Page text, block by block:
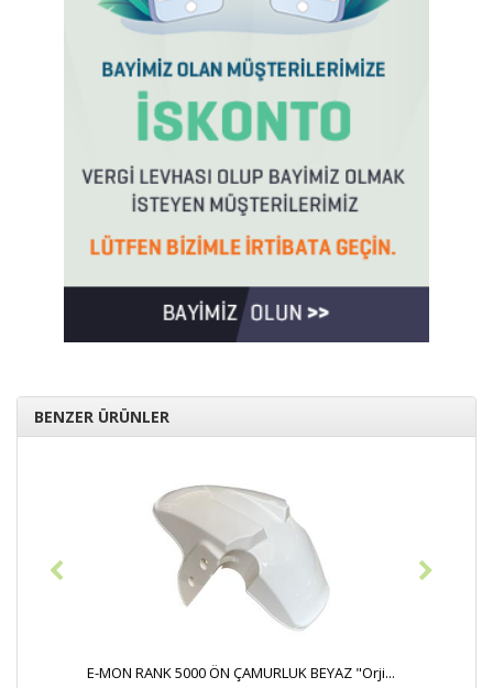
BENZER ÜRÜNLER
5000 ÖN ÇAMURLUK BEYAZ "Orji...